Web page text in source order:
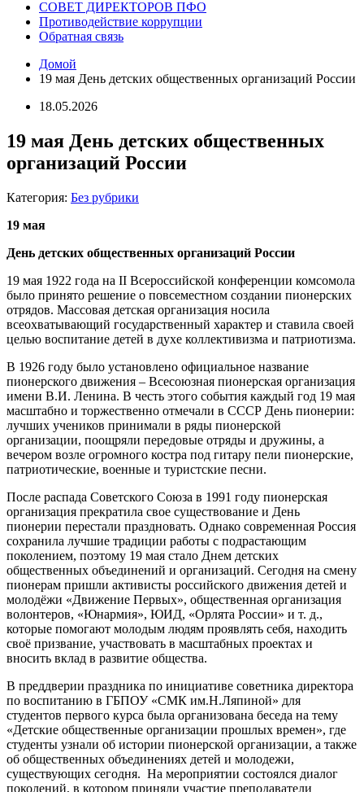
СОВЕТ ДИРЕКТОРОВ ПФО
Противодействие коррупции
Обратная связь
Домой
19 мая День детских общественных организаций России
18.05.2026
19 мая День детских общественных
организаций России
Категория: Без рубрики
19 мая
День детских общественных организаций России
19 мая 1922 года на II Всероссийской конференции комсомола
было принято решение о повсеместном создании пионерских
отрядов. Массовая детская организация носила
всеохватывающий государственный характер и ставила своей
целью воспитание детей в духе коллективизма и патриотизма.
В 1926 году было установлено официальное название
пионерского движения – Всесоюзная пионерская организация
имени В.И. Ленина. В честь этого события каждый год 19 мая
масштабно и торжественно отмечали в СССР День пионерии:
лучших учеников принимали в ряды пионерской
организации, поощряли передовые отряды и дружины, а
вечером возле огромного костра под гитару пели пионерские,
патриотические, военные и туристские песни.
После распада Советского Союза в 1991 году пионерская
организация прекратила свое существование и День
пионерии перестали праздновать. Однако современная Россия
сохранила лучшие традиции работы с подрастающим
поколением, поэтому 19 мая стало Днем детских
общественных объединений и организаций. Сегодня на смену
пионерам пришли активисты российского движения детей и
молодёжи «Движение Первых», общественная организация
волонтеров, «Юнармия», ЮИД, «Орлята России» и т. д.,
которые помогают молодым людям проявлять себя, находить
своё призвание, участвовать в масштабных проектах и
вносить вклад в развитие общества.
В преддверии праздника по инициативе советника директора
по воспитанию в ГБПОУ «СМК им.Н.Ляпиной» для
студентов первого курса была организована беседа на тему
«Детские общественные организации прошлых времен», где
студенты узнали об истории пионерской организации, а также
об общественных объединениях детей и молодежи,
существующих сегодня. На мероприятии состоялся диалог
поколений, в котором приняли участие преподаватели